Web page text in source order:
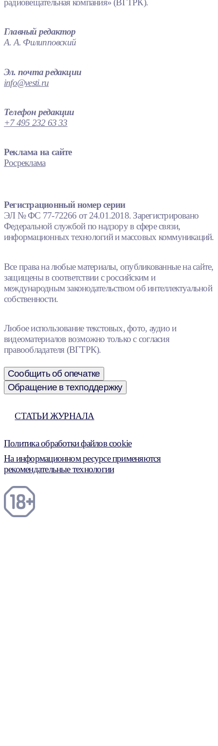
радиовещательная компания» (ВГТРК).
Главный редактор
А. А. Филипповский
Эл. почта редакции
info@vesti.ru
Телефон редакции
+7 495 232 63 33
Реклама на сайте
Росреклама
Регистрационный номер серии
ЭЛ № ФС 77-72266 от 24.01.2018. Зарегистрировано
Федеральной службой по надзору в сфере связи,
информационных технологий и массовых коммуникаций.
Все права на любые материалы, опубликованные на сайте,
защищены в соответствии с российским и
международным законодательством об интеллектуальной
собственности.
Любое использование текстовых, фото, аудио и
видеоматериалов возможно только с согласия
правообладателя (ВГТРК).
Сообщить об опечатке
Обращение в техподдержку
СТАТЬИ ЖУРНАЛА
Политика обработки файлов cookie
На информационном ресурсе применяются
рекомендательные технологии